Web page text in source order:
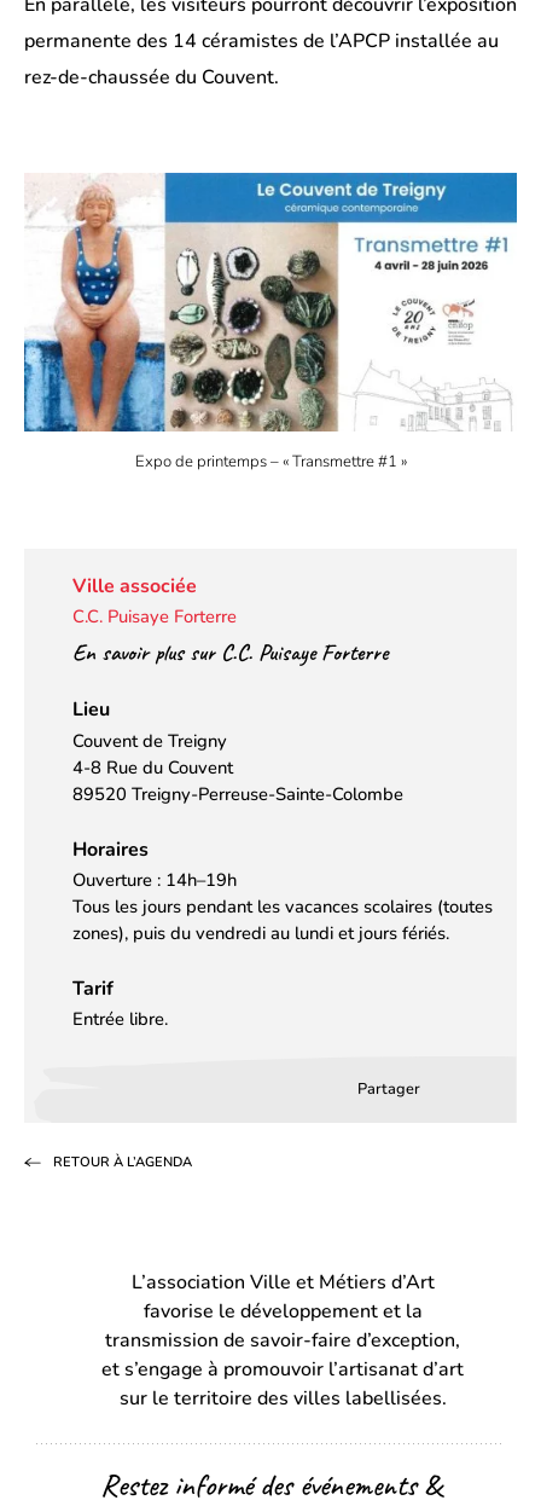
permanente des 14 céramistes de l’APCP installée au
rez-de-chaussée du Couvent.
Expo de printemps – « Transmettre #1 »
Ville associée
C.C. Puisaye Forterre
En savoir plus sur C.C. Puisaye Forterre
Lieu
Couvent de Treigny
4-8 Rue du Couvent
89520 Treigny-Perreuse-Sainte-Colombe
Horaires
Ouverture : 14h–19h
Tous les jours pendant les vacances scolaires (toutes
zones), puis du vendredi au lundi et jours fériés.
Tarif
Entrée libre.
Partager
un
onglet)onglet)
RETOUR À L’AGENDA
L’association Ville et Métiers d’Art
favorise le développement et la
transmission de savoir-faire d’exception,
et s’engage à promouvoir l’artisanat d’art
sur le territoire des villes labellisées.
Restez informé des événements &